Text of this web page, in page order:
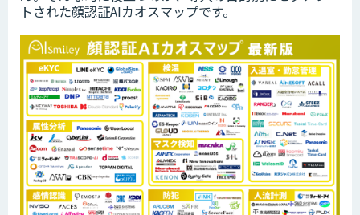
トされた顔認証AIカオスマップです。